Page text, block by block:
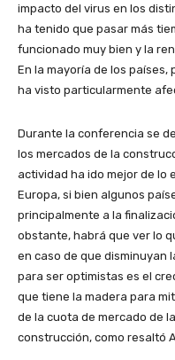
impacto del virus en los
ha tenido que pasar más
funcionado muy bien y la
En la mayoría de los países,
ha visto particularmente
Durante la conferencia se
los mercados de la
actividad ha ido mejor de lo
Europa, si bien algunos
principalmente a la
obstante, habrá que ver lo
en caso de que disminuyan
para ser optimistas es el
que tiene la madera para
de la cuota de mercado de
construcción, como resaltó